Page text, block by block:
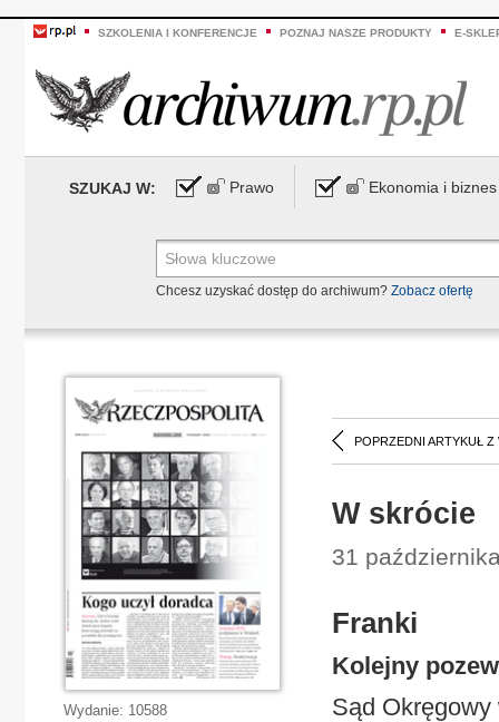
SZKOLENIA I KONFERENCJE POZNAJ NASZE PRODUKTY E-
SZUKAJ W: Prawo Ekonomia i biznes
Chcesz uzyskać dostęp do archiwum? Zobacz ofertę
POPRZEDNI ARTYKUŁ Z
W skrócie
31
Franki
Kolejny
Sąd Okręgowy
Wydanie: 10588